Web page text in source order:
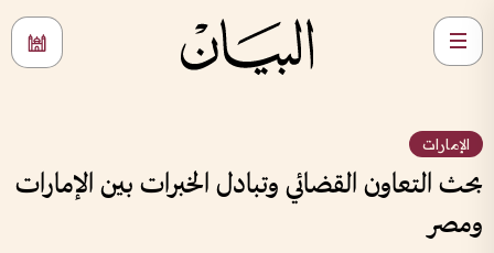
الإمارات
بحث التعاون القضائي وتبادل الخبرات بين الإمارات
ومصر